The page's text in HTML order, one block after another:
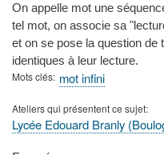
On appelle mot une
tel mot, on associe sa
et on se pose la question de
identiques à leur lecture.
Mots clés mot infini
Ateliers qui présentent ce sujet
Lycée Edouard Branly